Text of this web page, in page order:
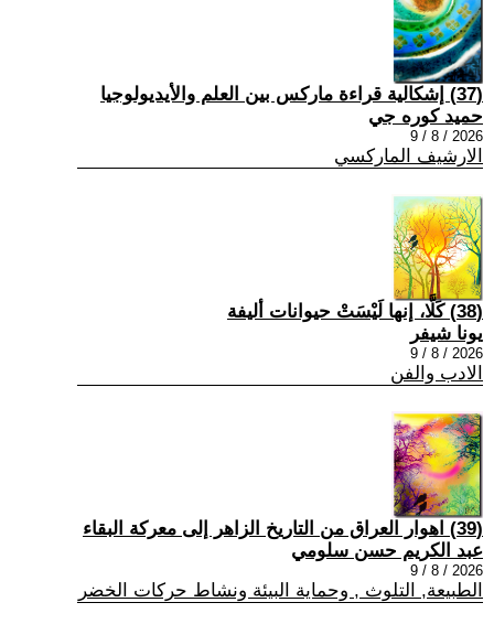
(37) إشكالية قراءة ماركس بين العلم والأيديولوجيا
حميد كوره جي
2026 / 8 / 9
الارشيف الماركسي
(38) كَلَّا، إنها لَيْسَتْ حيوانات أليفة
يونا شيفر
2026 / 8 / 9
الادب والفن
(39) اهوار العراق من التاريخ الزاهر إلى معركة البقاء
عبد الكريم حسن سلومي
2026 / 8 / 9
الطبيعة, التلوث , وحماية البيئة ونشاط حركات الخضر